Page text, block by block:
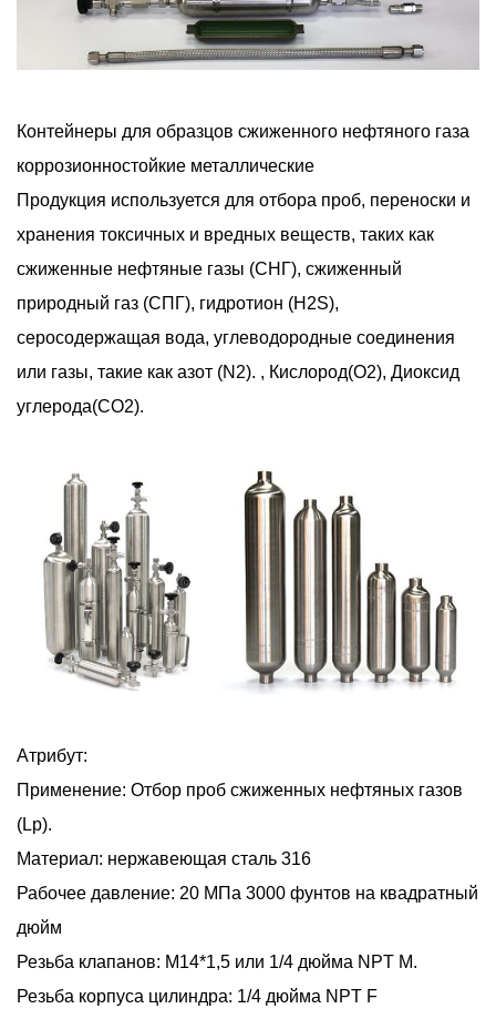
Контейнеры для образцов сжиженного нефтяного газа
коррозионностойкие металлические
Продукция используется для отбора проб, переноски и
хранения токсичных и вредных веществ, таких как
сжиженные нефтяные газы (СНГ), сжиженный
природный газ (СПГ), гидротион (H2S),
серосодержащая вода, углеводородные соединения
или газы, такие как азот (N2). , Кислород(O2), Диоксид
углерода(CO2).
Атрибут:
Применение: Отбор проб сжиженных нефтяных газов
(Lp).
Материал: нержавеющая сталь 316
Рабочее давление: 20 МПа 3000 фунтов на квадратный
дюйм
Резьба клапанов: M14*1,5 или 1/4 дюйма NPT M.
Резьба корпуса цилиндра: 1/4 дюйма NPT F